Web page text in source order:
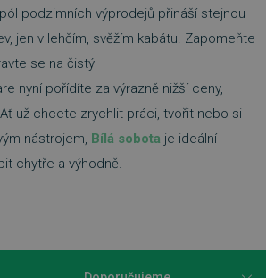
podzimních výprodejů přináší stejnou
jen v lehčím, svěžím kabátu. Zapomeňte
se na čistý
nyní pořídíte za výrazně nižší ceny,
už chcete zrychlit práci, tvořit nebo si
nástrojem, Bílá sobota je ideální
chytře a výhodně.